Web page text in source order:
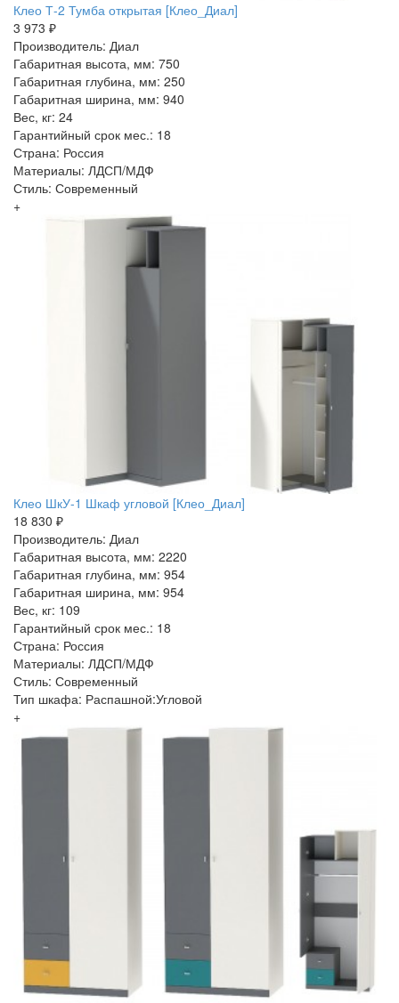
Клео Т-2 Тумба открытая [Клео_Диал]
3 973 ₽
Производитель: Диал
Габаритная высота, мм: 750
Габаритная глубина, мм: 250
Габаритная ширина, мм: 940
Вес, кг: 24
Гарантийный срок мес.: 18
Страна: Россия
Материалы: ЛДСП/МДФ
Стиль: Современный
+
Клео ШкУ-1 Шкаф угловой [Клео_Диал]
18 830 ₽
Производитель: Диал
Габаритная высота, мм: 2220
Габаритная глубина, мм: 954
Габаритная ширина, мм: 954
Вес, кг: 109
Гарантийный срок мес.: 18
Страна: Россия
Материалы: ЛДСП/МДФ
Стиль: Современный
Тип шкафа: Распашной:Угловой
+